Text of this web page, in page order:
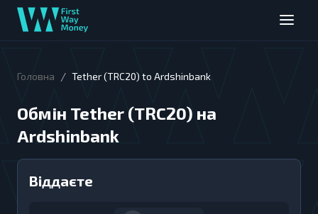
Головна / Tether (TRC20) to Ardshinbank
Обмін Tether (TRC20) на
Ardshinbank
Віддаєте